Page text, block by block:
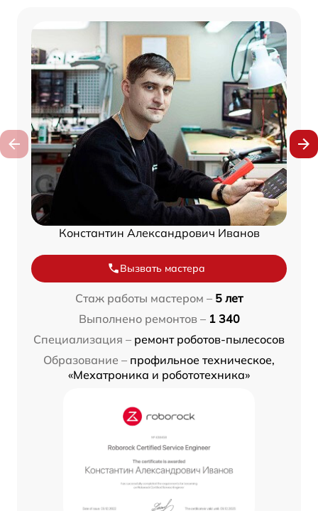
Константин Александрович Иванов
Вызвать мастера
Стаж работы мастером – 5 лет
Выполнено ремонтов – 1 340
Специализация – ремонт роботов-пылесосов
Образование – профильное техническое,
«Мехатроника и робототехника»